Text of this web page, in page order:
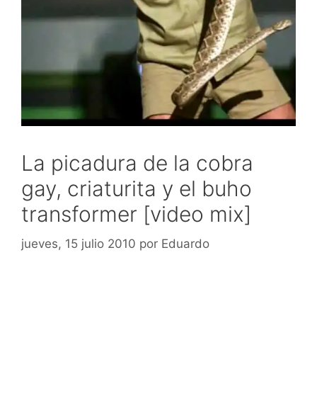
La picadura de la cobra
gay, criaturita y el buho
transformer [video mix]
jueves, 15 julio 2010 por Eduardo